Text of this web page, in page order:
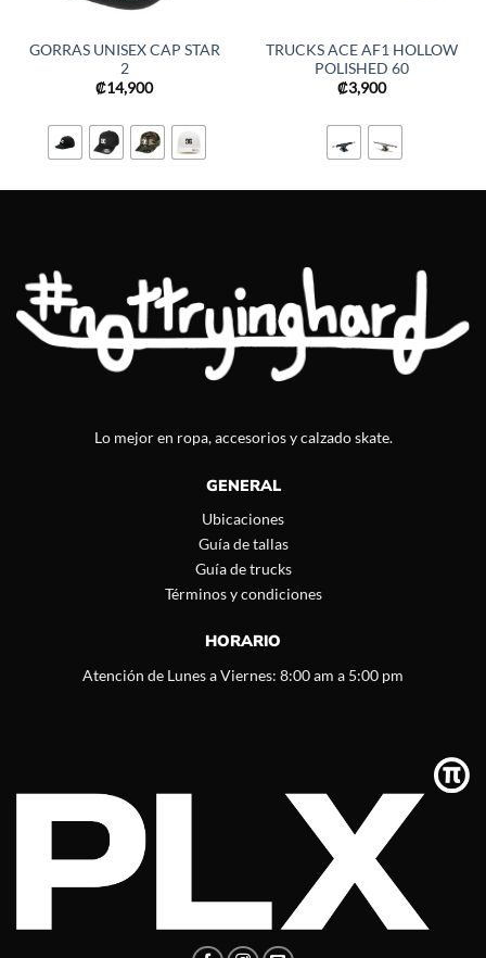
GORRAS UNISEX CAP STAR
2
₡14,900
TRUCKS ACE AF1 HOLLOW
POLISHED 60
₡3,900
Lo mejor en ropa, accesorios y calzado skate.
GENERAL
Ubicaciones
Guía de tallas
Guía de trucks
Términos y condiciones
HORARIO
Atención de Lunes a Viernes: 8:00 am a 5:00 pm